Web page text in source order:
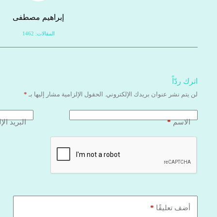
إبراهيم مصطفى
المقالات: 1462
اترك ردّاً
لن يتم نشر عنوان بريدك الإلكتروني. الحقول الإلزامية مشار إليها بـ *
الاسم* البريد
أضف تعليقًا *